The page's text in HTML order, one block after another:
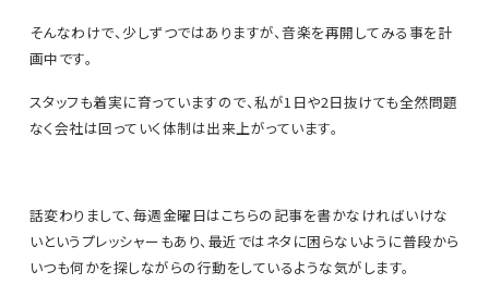
そんなわけで、少しずつではありますが、音楽を再開してみる事を計
画中です。
スタッフも着実に育っていますので、私が1日や2日抜けても全然問題
なく会社は回っていく体制は出来上がっています。
話変わりまして、毎週金曜日はこちらの記事を書かなければいけな
いというプレッシャーもあり、最近ではネタに困らないように普段から
いつも何かを探しながらの行動をしているような気がします。